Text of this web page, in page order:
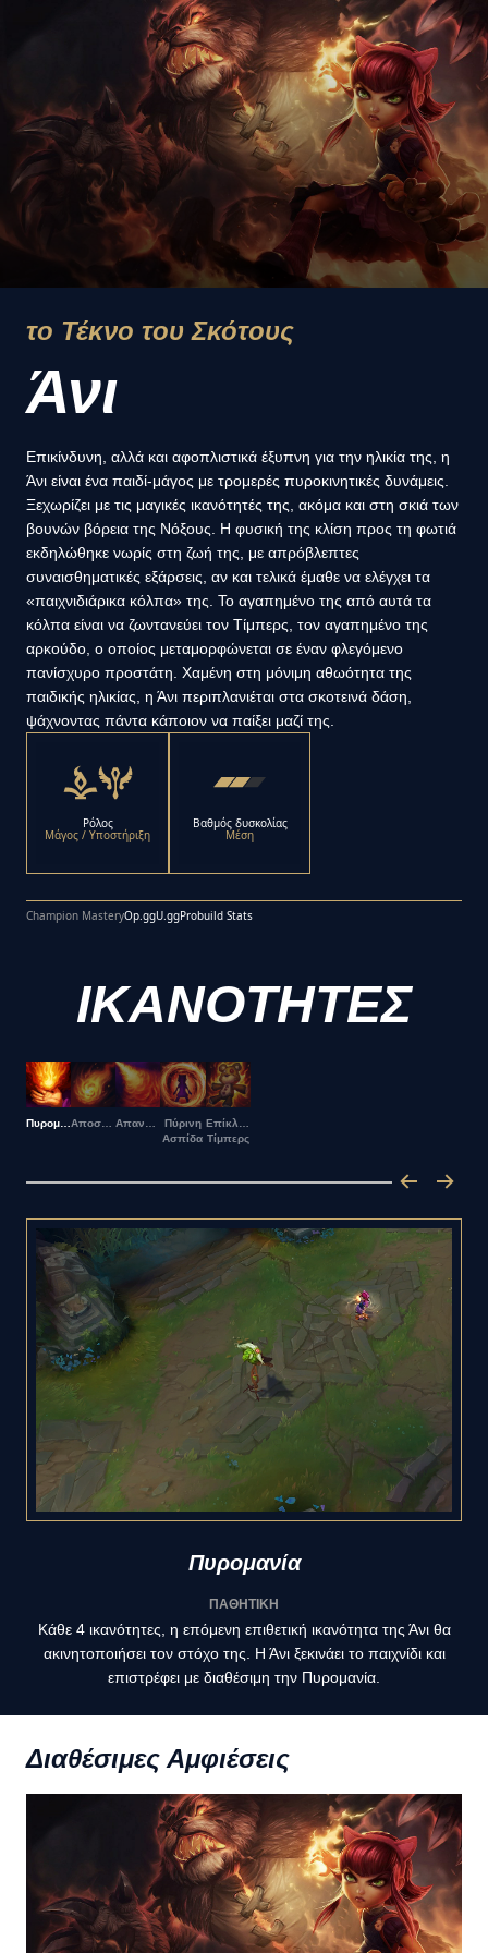
το Τέκνο του Σκότους
Άνι
Επικίνδυνη, αλλά και αφοπλιστικά έξυπνη για την ηλικία της, η
Άνι είναι ένα παιδί-μάγος με τρομερές πυροκινητικές δυνάμεις.
Ξεχωρίζει με τις μαγικές ικανότητές της, ακόμα και στη σκιά των
βουνών βόρεια της Νόξους. Η φυσική της κλίση προς τη φωτιά
εκδηλώθηκε νωρίς στη ζωή της, με απρόβλεπτες
συναισθηματικές εξάρσεις, αν και τελικά έμαθε να ελέγχει τα
«παιχνιδιάρικα κόλπα» της. Το αγαπημένο της από αυτά τα
κόλπα είναι να ζωντανεύει τον Τίμπερς, τον αγαπημένο της
αρκούδο, ο οποίος μεταμορφώνεται σε έναν φλεγόμενο
πανίσχυρο προστάτη. Χαμένη στη μόνιμη αθωότητα της
παιδικής ηλικίας, η Άνι περιπλανιέται στα σκοτεινά δάση,
ψάχνοντας πάντα κάποιον να παίξει μαζί της.
Ρόλος
Μάγος / Υποστήριξη
Βαθμός δυσκολίας
Μέση
Champion MasteryOp.ggU.ggProbuild Stats
ΙΚΑΝΟΤΗΤΕΣ
Πύρινη
Ασπίδα
Επίκληση:
Τίμπερς
Πυρομανία
ΠΑΘΗΤΙΚΗ
Κάθε 4 ικανότητες, η επόμενη επιθετική ικανότητα της Άνι θα
ακινητοποιήσει τον στόχο της. Η Άνι ξεκινάει το παιχνίδι και
επιστρέφει με διαθέσιμη την Πυρομανία.
Διαθέσιμες Αμφιέσεις